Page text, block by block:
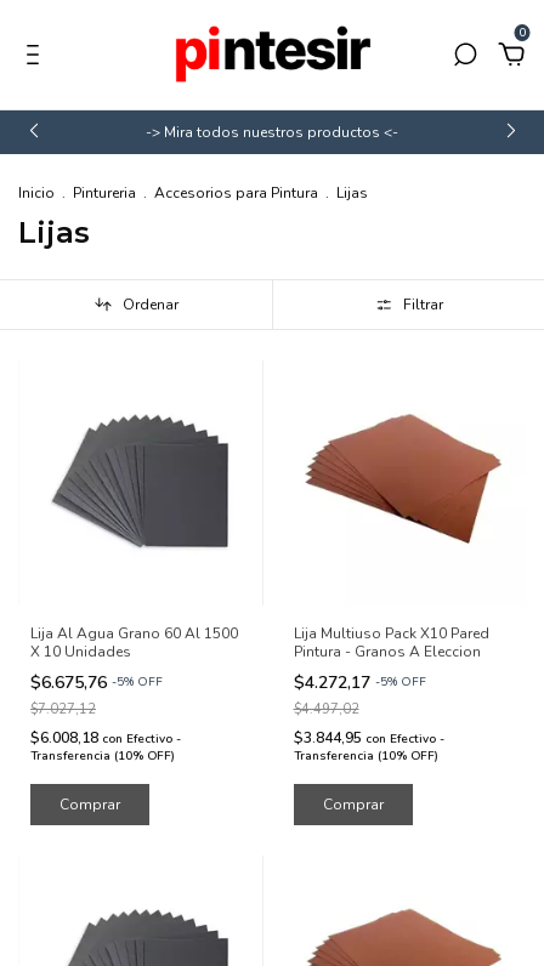
0
-> Mira todos nuestros productos <-
Inicio . Pintureria . Accesorios para Pintura . Lijas
Lijas
Ordenar Filtrar
Lija Al Agua Grano 60 Al 1500
X 10 Unidades
$6.675,76 -5% OFF
$7.027,12
$6.008,18 con Efectivo -
Transferencia (10% OFF)
Comprar
Lija Multiuso Pack X10 Pared
Pintura - Granos A Eleccion
$4.272,17 -5% OFF
$4.497,02
$3.844,95 con Efectivo -
Transferencia (10% OFF)
Comprar